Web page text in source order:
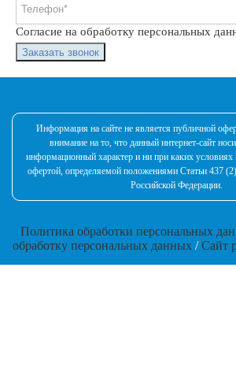
Согласие на обработку персональных
Заказать звонок
Информация на сайте не является публичной
внимание на то, что данный интернет-сайт
информационный характер и ни при каких условиях
офертой, определяемой положениями Статьи 437
Российской Федерации.
Политика обработки персональных
обработку персональных данных/Сайт